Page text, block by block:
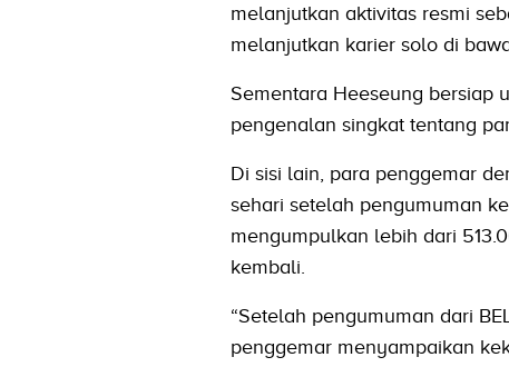
melanjutkan aktivitas resmi
melanjutkan karier solo di
Sementara Heeseung bersiap
pengenalan singkat tentang
Di sisi lain, para penggemar
sehari setelah pengumuman
mengumpulkan lebih dari
kembali.
“Setelah pengumuman dari
penggemar menyampaikan